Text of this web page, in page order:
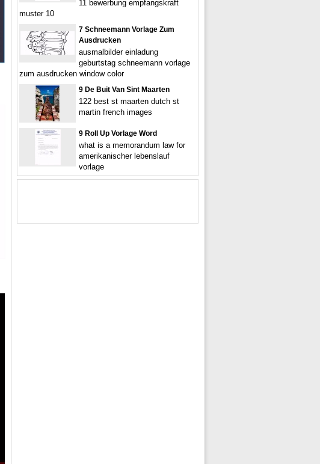
11 bewerbung empfangskraft
muster 10
7 Schneemann Vorlage Zum
Ausdrucken
ausmalbilder einladung
geburtstag schneemann vorlage
zum ausdrucken window color
9 De Buit Van Sint Maarten
122 best st maarten dutch st
martin french images
9 Roll Up Vorlage Word
what is a memorandum law for
amerikanischer lebenslauf
vorlage